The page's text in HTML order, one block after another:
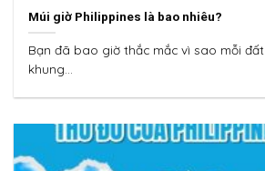
Múi giờ Philippines là bao nhiêu?
Bạn đã bao giờ thắc mắc vì sao mỗi
khung...